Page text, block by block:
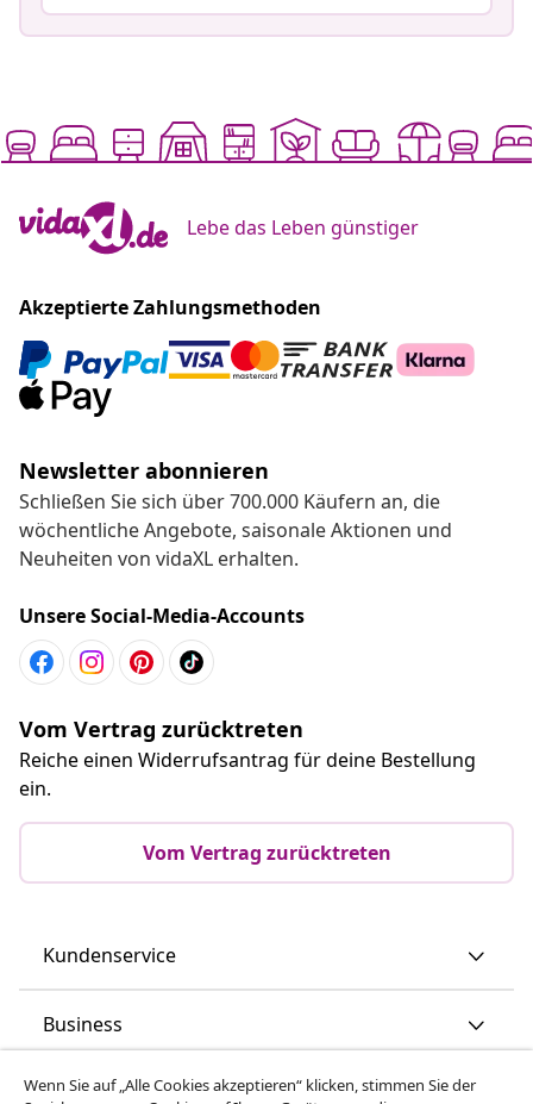
Lebe das Leben günstiger
Akzeptierte Zahlungsmethoden
Newsletter abonnieren
Schließen Sie sich über 700.000 Käufern an, die
wöchentliche Angebote, saisonale Aktionen und
Neuheiten von vidaXL erhalten.
Unsere Social-Media-Accounts
Vom Vertrag zurücktreten
Reiche einen Widerrufsantrag für deine Bestellung
ein.
Vom Vertrag zurücktreten
Kundenservice
Business
vidaXL
Wenn Sie auf „Alle Cookies akzeptieren“ klicken, stimmen Sie der